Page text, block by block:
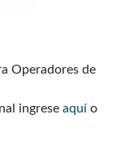
Operadores de
ingrese aquí o